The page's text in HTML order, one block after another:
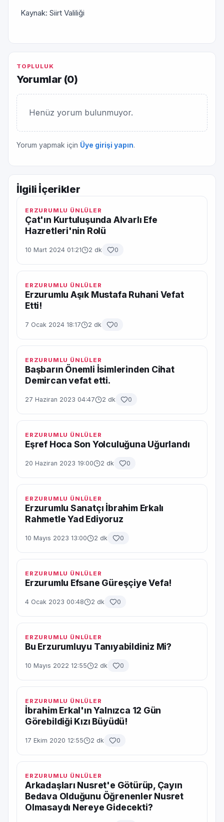
Kaynak: Siirt Valiliği
TOPLULUK
Yorumlar (0)
Henüz yorum bulunmuyor.
Yorum yapmak için Üye girişi yapın.
İlgili İçerikler
ERZURUMLU ÜNLÜLER
Çat'ın Kurtuluşunda Alvarlı Efe
Hazretleri'nin Rolü
10 Mart 2024 01:21 2 dk 0
ERZURUMLU ÜNLÜLER
Erzurumlu Aşık Mustafa Ruhani Vefat
Etti!
7 Ocak 2024 18:17 2 dk 0
ERZURUMLU ÜNLÜLER
Başbarın Önemli İsimlerinden Cihat
Demircan vefat etti.
27 Haziran 2023 04:47 2 dk 0
ERZURUMLU ÜNLÜLER
Eşref Hoca Son Yolculuğuna Uğurlandı
20 Haziran 2023 19:00 2 dk 0
ERZURUMLU ÜNLÜLER
Erzurumlu Sanatçı İbrahim Erkalı
Rahmetle Yad Ediyoruz
10 Mayıs 2023 13:00 2 dk 0
ERZURUMLU ÜNLÜLER
Erzurumlu Efsane Güreşçiye Vefa!
4 Ocak 2023 00:48 2 dk 0
ERZURUMLU ÜNLÜLER
Bu Erzurumluyu Tanıyabildiniz Mi?
10 Mayıs 2022 12:55 2 dk 0
ERZURUMLU ÜNLÜLER
İbrahim Erkal'ın Yalnızca 12 Gün
Görebildiği Kızı Büyüdü!
17 Ekim 2020 12:55 2 dk 0
ERZURUMLU ÜNLÜLER
Arkadaşları Nusret'e Götürüp, Çayın
Bedava Olduğunu Öğrenenler Nusret
Olmasaydı Nereye Gidecekti?